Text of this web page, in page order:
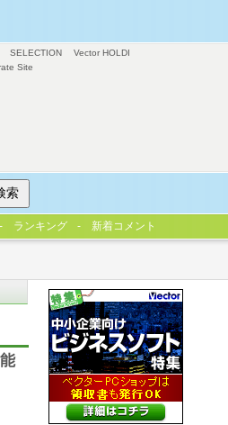
SELECTION
Vector HOLDI
Site
ランキング 新着コメント